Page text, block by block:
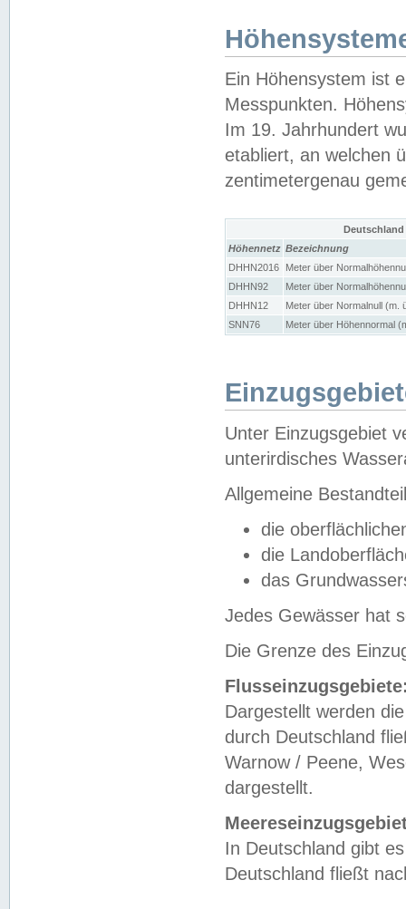
Ein Höhensystem ist
Messpunkten.
Im 19. Jahrhundert
etabliert, an welchen
zentimetergenau
Höhennetz Bezeichnung
DHHN2016
Meter über
DHHN92
Meter über
DHHN12
Meter über Normalnull (m.
SNN76
Meter über Höhennormal
Unter Einzugsgebiet
unterirdisches
Allgemeine
die
die
das
Jedes Gewässer hat
Die Grenze des
Dargestellt werden
durch Deutschland
Warnow / Peene,
dargestellt.
In Deutschland gibt
Deutschland fließt